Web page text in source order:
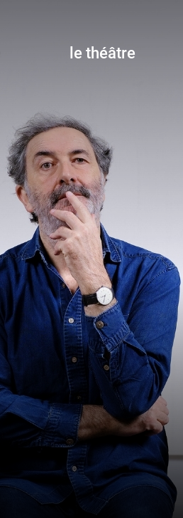
le théâtre